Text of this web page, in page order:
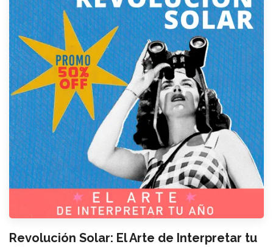
Revolución Solar: El Arte de Interpretar tu